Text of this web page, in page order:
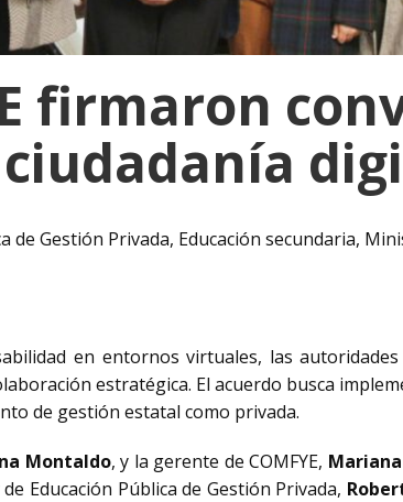
firmaron
de Gestión Privada, Educación secundaria,
en entornos virtuales, las
estratégica. El acuerdo busca
de gestión estatal como privada.
Montaldo, y la gerente de COMFYE,
Educación Pública de Gestión Privada,